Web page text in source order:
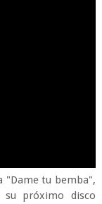
"Dame tu bemba",
próximo disco